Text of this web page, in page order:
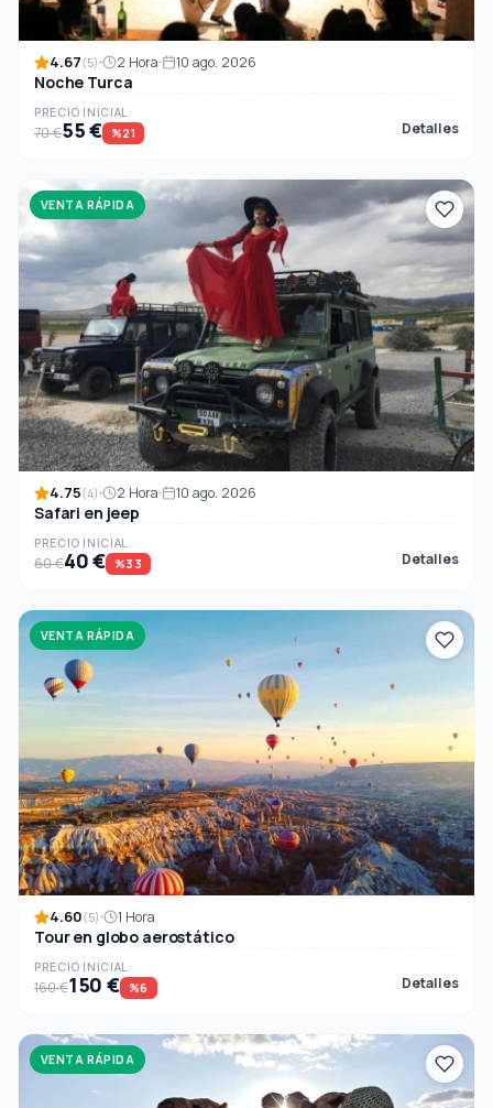
4.67(5) 2 Hora 10 ago. 2026
Noche Turca
PRECIO INICIAL
70 €55 € %21 Detalles
VENTA RÁPIDA
4.75(4) 2 Hora 10 ago. 2026
Safari en jeep
PRECIO INICIAL
60 €40 € %33 Detalles
VENTA RÁPIDA
4.60(5) 1 Hora
Tour en globo aerostático
PRECIO INICIAL
160 €150 € %6 Detalles
VENTA RÁPIDA